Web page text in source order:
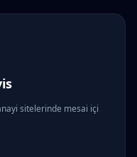
sitelerinde mesai içi